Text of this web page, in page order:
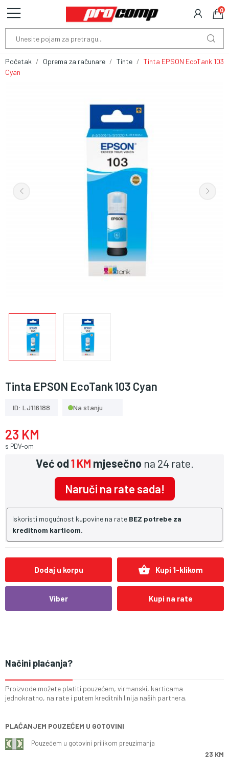
0
Početak Oprema za računare Tinte
Tinta EPSON EcoTank 103
Cyan
Tinta EPSON EcoTank 103 Cyan
ID: LJ116188 Na stanju
23 KM
s PDV-om
Već od1 KM mjesečno na 24 rate.
Naruči na rate sada!
Iskoristi mogućnost kupovine na rate BEZ potrebe za
kreditnom karticom.
Dodaj u korpu shopping_basket Kupi 1-klikom
Viber Kupi na rate
Načini plaćanja?
Proizvode možete platiti pouzećem, virmanski, karticama
jednokratno, na rate i putem kreditnih linija naših partnera.
PLAĆANJEM POUZEĆEM U GOTOVINI
Pouzećem u gotovini prilikom preuzimanja
23 KM